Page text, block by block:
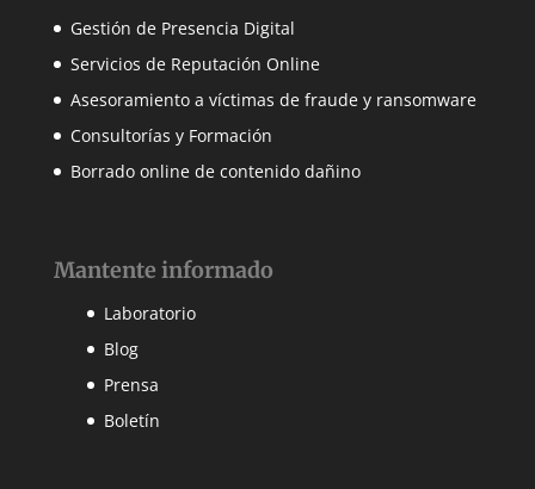
Gestión de Presencia Digital
Servicios de Reputación Online
Asesoramiento a víctimas de fraude y ransomware
Consultorías y Formación
Borrado online de contenido dañino
Mantente informado
Laboratorio
Blog
Prensa
Boletín